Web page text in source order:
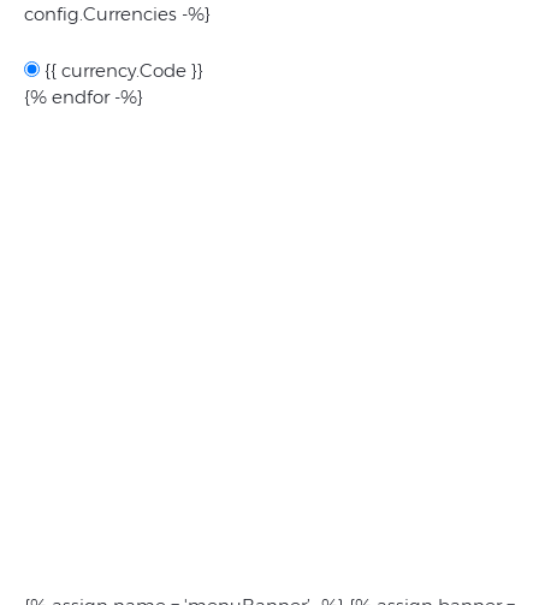
config.Currencies -%}
{{ currency.Code }}
{% endfor -%}